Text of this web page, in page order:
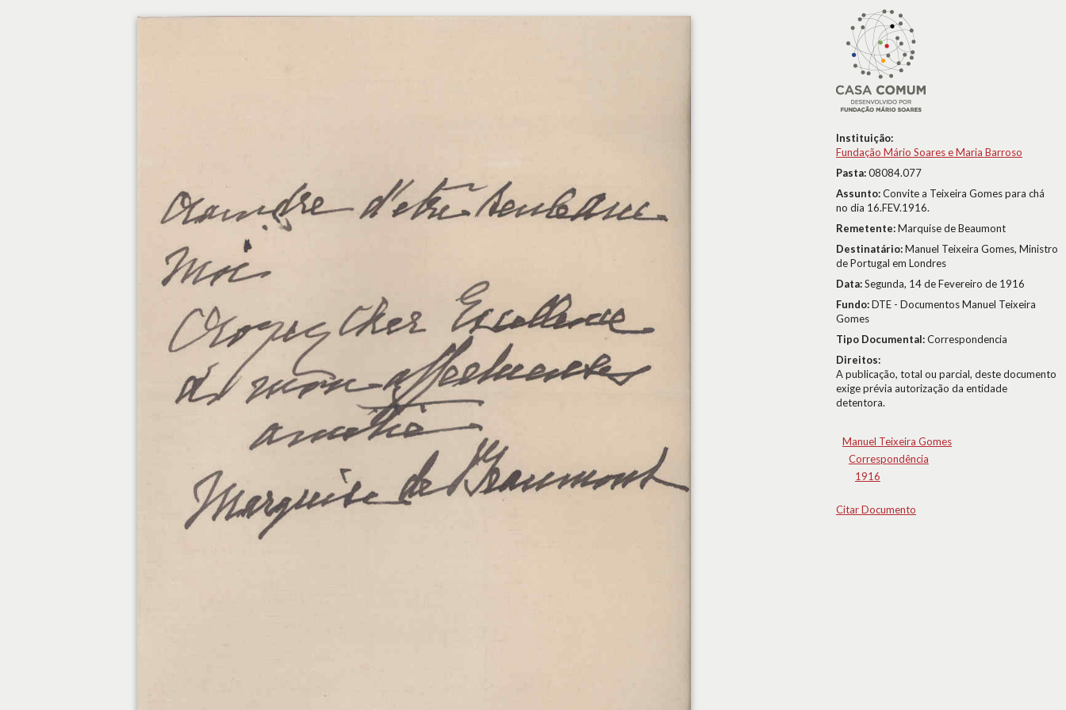
Instituição:
Fundação Mário Soares e Maria Barroso
Pasta:08084.077
Assunto:Convite a Teixeira Gomes para chá
no dia 16.FEV.1916.
Remetente:Marquise de Beaumont
Destinatário:Manuel Teixeira Gomes, Ministro
de Portugal em Londres
Data:Segunda, 14 de Fevereiro de 1916
Fundo:DTE - Documentos Manuel Teixeira
Gomes
Tipo Documental:Correspondencia
Direitos:
A publicação, total ou parcial, deste documento
exige prévia autorização da entidade
detentora.
Manuel Teixeira Gomes
Correspondência
1916
Citar Documento